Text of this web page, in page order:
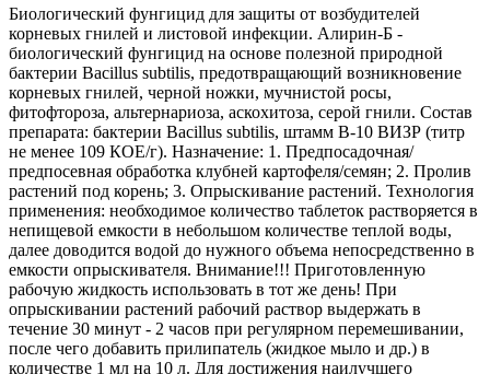
Биологический фунгицид для защиты от возбудителей
корневых гнилей и листовой инфекции. Алирин-Б -
биологический фунгицид на основе полезной природной
бактерии Bacillus subtilis, предотвращающий возникновение
корневых гнилей, черной ножки, мучнистой росы,
фитофтороза, альтернариоза, аскохитоза, серой гнили. Состав
препарата: бактерии Bacillus subtilis, штамм В-10 ВИЗР (титр
не менее 109 КОЕ/г). Назначение: 1. Предпосадочная/
предпосевная обработка клубней картофеля/семян; 2. Пролив
растений под корень; 3. Опрыскивание растений. Технология
применения: необходимое количество таблеток растворяется в
непищевой емкости в небольшом количестве теплой воды,
далее доводится водой до нужного объема непосредственно в
емкости опрыскивателя. Внимание!!! Приготовленную
рабочую жидкость использовать в тот же день! При
опрыскивании растений рабочий раствор выдержать в
течение 30 минут - 2 часов при регулярном перемешивании,
после чего добавить прилипатель (жидкое мыло и др.) в
количестве 1 мл на 10 л. Для достижения наилучшего